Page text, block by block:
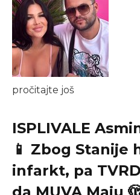
pročitajte još
ISPLIVALE
📱 Zbog Stanije
infarkt, pa